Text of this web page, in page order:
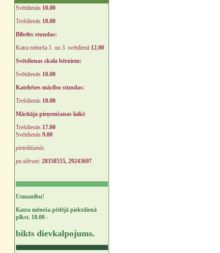
Svētdienās 10.00
Trešdienās 18.00
Bībeles stundas:
Katra mēneša 1. un 3. svētdienā 12.00
Svētdienas skola bērniem:
Svētdienās 10.00
Katehēzes mācību stundas:
Trešdienās 18.00
Mācītāja pieņemšanas laiki:
Trešdienās 17.00
Svētdienās 9.00
pieteikšanās
pa tālruni: 28358555, 29243697
Uzmanību!
Katra mēneša pēdējā piektdienā
plkst. 18.00 -
bikts dievkalpojums.